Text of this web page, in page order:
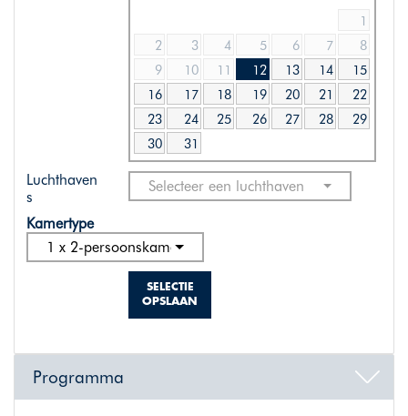
1
2
3 4 5 6 7
8
9
10 11 12 13 14
15
16
17 18 19 20 21
22
23
24 25 26 27 28
29
30
31
Luchthaven
s
Selecteer een luchthaven
Kamertype
1 x 2-persoonskamer standaard
SELECTIE
OPSLAAN
Programma